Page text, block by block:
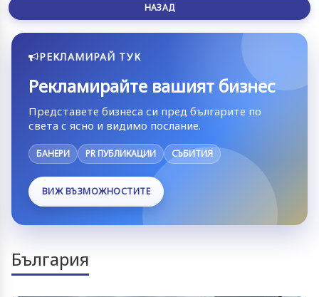
НАЗАД
РЕКЛАМИРАЙ ТУК
Рекламирайте вашият бизнес
Представете бизнеса си пред българите по
света с ясно и видимо послание.
БАНЕРИ PR ПУБЛИКАЦИИ СЪБИТИЯ
ВИЖ ВЪЗМОЖНОСТИТЕ
България